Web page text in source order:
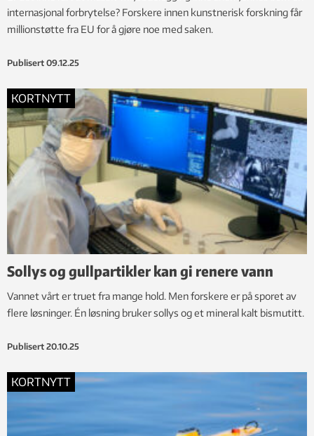
internasjonal forbrytelse? Forskere innen kunstnerisk forskning får
millionstøtte fra EU for å gjøre noe med saken.
Publisert 09.12.25
KORTNYTT
Sollys og gullpartikler kan gi renere vann
Vannet vårt er truet fra mange hold. Men forskere er på sporet av
flere løsninger. Én løsning bruker sollys og et mineral kalt bismutitt.
Publisert 20.10.25
KORTNYTT